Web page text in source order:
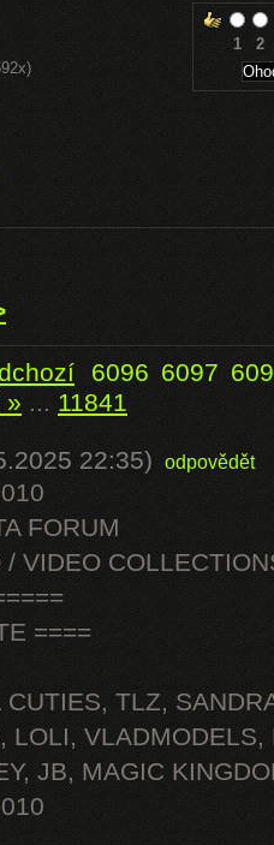
1 2
6096 6097
» ...11841
22:35) odpovědět
FORUM
VIDEO
====
CUTIES, TLZ,
LOLI, VLADMODELS,
JB, MAGIC